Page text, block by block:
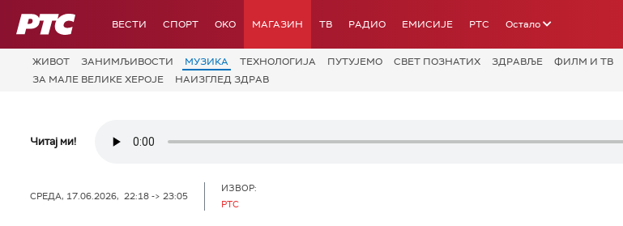
РТС ВЕСТИ СПОРТ OKO МАГАЗИН ТВ РАДИО ЕМИСИЈЕ РТС Остало
ЖИВОТ ЗАНИМЉИВОСТИ МУЗИКА ТЕХНОЛОГИЈA ПУТУЈЕМО СВЕТ ПОЗНАТИХ ЗДРАВЉЕ ФИЛМ И ТВ
ЗА МАЛЕ ВЕЛИКЕ ХЕРОЈЕ
НАИЗГЛЕД ЗДРАВ
Читај ми!
СРЕДА, 17.06.2026, 22:18 -> 23:05
ИЗВОР:
РТС